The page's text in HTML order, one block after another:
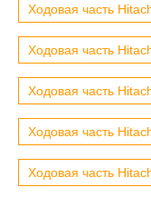
Ходовая часть
Ходовая часть
Ходовая часть
Ходовая часть
Ходовая часть